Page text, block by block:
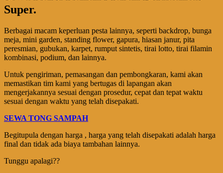
Super.
Berbagai macam keperluan pesta lainnya, seperti backdrop, bunga
meja, mini garden, standing flower, gapura, hiasan janur, pita
peresmian, gubukan, karpet, rumput sintetis, tirai lotto, tirai filamin
kombinasi, podium, dan lainnya.
Untuk pengiriman, pemasangan dan pembongkaran, kami akan
memastikan tim kami yang bertugas di lapangan akan
mengerjakannya sesuai dengan prosedur, cepat dan tepat waktu
sesuai dengan waktu yang telah disepakati.
SEWA TONG SAMPAH
Begitupula dengan harga , harga yang telah disepakati adalah harga
final dan tidak ada biaya tambahan lainnya.
Tunggu apalagi??